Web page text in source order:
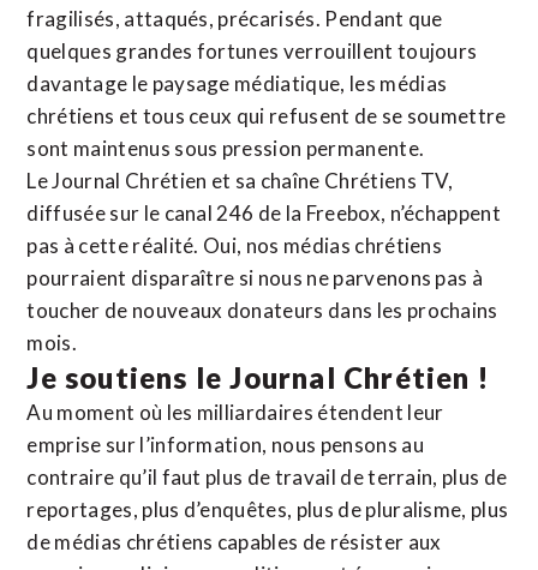
fragilisés, attaqués, précarisés. Pendant que
quelques grandes fortunes verrouillent toujours
davantage le paysage médiatique, les médias
chrétiens et tous ceux qui refusent de se soumettre
sont maintenus sous pression permanente.
Le Journal Chrétien et sa chaîne Chrétiens TV,
diffusée sur le canal 246 de la Freebox, n’échappent
pas à cette réalité. Oui, nos médias chrétiens
pourraient disparaître si nous ne parvenons pas à
toucher de nouveaux donateurs dans les prochains
mois.
Je soutiens le Journal Chrétien !
Au moment où les milliardaires étendent leur
emprise sur l’information, nous pensons au
contraire qu’il faut plus de travail de terrain, plus de
reportages, plus d’enquêtes, plus de pluralisme, plus
de médias chrétiens capables de résister aux